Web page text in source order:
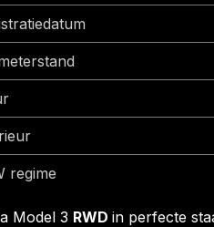
regime
Model 3 RWD in perfecte